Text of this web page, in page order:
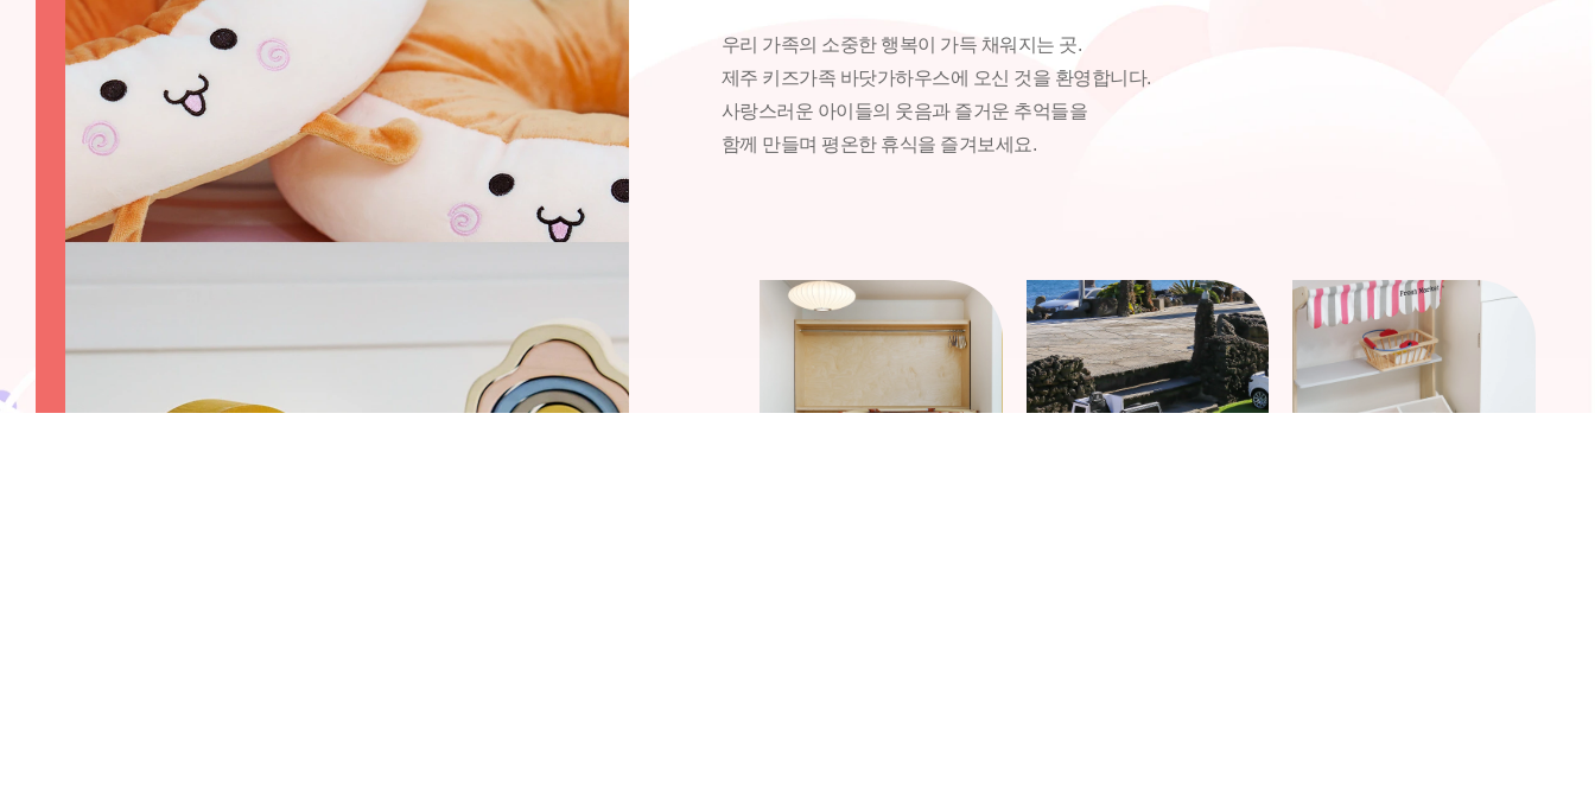
우리 가족의 소중한 행복이 가득 채워지는 곳.
제주 키즈가족 바닷가하우스에 오신 것을 환영합니다.
사랑스러운 아이들의 웃음과 즐거운 추억들을
함께 만들며 평온한 휴식을 즐겨보세요.